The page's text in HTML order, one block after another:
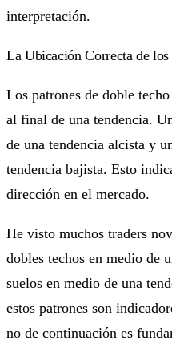
interpretación.
La Ubicación Correcta de los
Los patrones de doble
al final de una tendencia.
de una tendencia alcista y
tendencia bajista. Esto
dirección en el mercado.
He visto muchos traders
dobles techos en medio de
suelos en medio de una
estos patrones son
no de continuación es